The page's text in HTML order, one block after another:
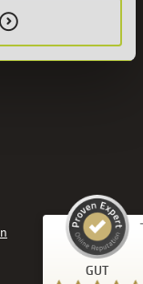
GUT
und Erfahrungen zu
eLearning Studieninstitut